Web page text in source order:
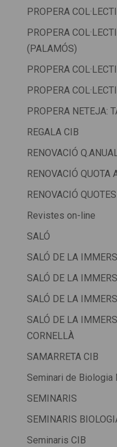
PROPERA
PROPERA
(PALAMÓS)
PROPERA
PROPERA
PROPERA NETEJA:
REGALA CIB
RENOVACIÓ
RENOVACIÓ QUOTA
RENOVACIÓ
Revistes on-line
SALÓ
SALÓ DE LA
SALÓ DE LA
SALÓ DE LA
SALÓ DE LA
CORNELLÀ
SAMARRETA CIB
Seminari de Biologia
SEMINARIS
SEMINARIS
Seminaris CIB